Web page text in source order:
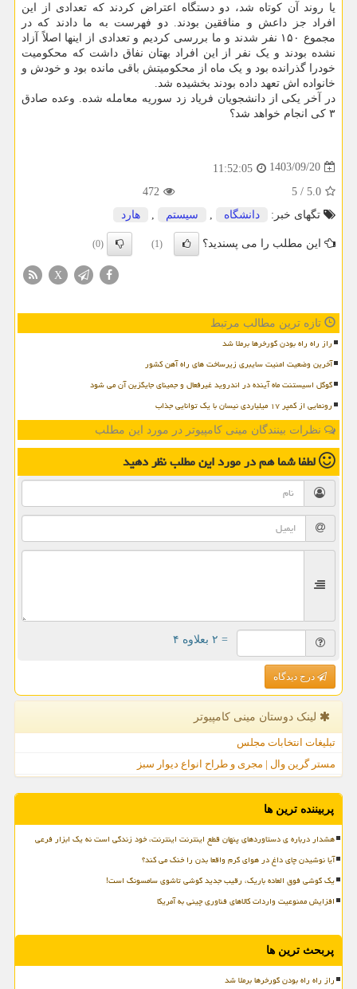
یا روند آن کوتاه شد، دو دستگاه اعتراض کردند که تعدادی از این
افراد جز داعش و منافقین بودند. دو فهرست به ما دادند که در
مجموع ۱۵۰ نفر شدند و ما بررسی کردیم و تعدادی از اینها اصلاً آزاد
نشده بودند و یک نفر از این افراد بهتان نفاق داشت که محکومیت
خودرا گذرانده بود و یک ماه از محکومیتش باقی مانده بود و خودش و
خانواده اش تعهد داده بودند بخشیده شد.
در آخر یکی از دانشجویان فریاد زد سوریه معامله شده. وعده صادق
۳ کی انجام خواهد شد؟
1403/09/20
11:52:05
5.0
/
5
472
تگهای خبر:
دانشگاه سیستم هارد
این مطلب را می پسندید؟ (1)
(0)
X
تازه ترین مطالب مرتبط
راز راه راه بودن گورخرها برملا شد
آخرین وضعیت امنیت سایبری زیرساخت های راه آهن کشور
گوگل اسیستنت ماه آینده در اندروید غیرفعال و جمینای جایگزین آن می شود
رونمایی از کمپر ۱۷ میلیاردی نیسان با یک توانایی جذاب
نظرات بینندگان مینی کامپیوتر در مورد این مطلب
لطفا شما همدر مورد این مطلبنظر دهید
= ۲ بعلاوه ۴
درج دیدگاه
لینک دوستان مینی كامپیوتر
تبلیغات انتخابات مجلس
مستر گرین وال | مجری و طراح انواع دیوار سبز
پربیننده ترین ها
هشدار درباره ی دستاوردهای پنهان قطع اینترنت اینترنت، خود زندگی است نه یک ابزار فرعی
آیا نوشیدن چای داغ در هوای گرم واقعا بدن را خنک می کند؟
یک گوشی فوق العاده باریک، رقیب جدید گوشی تاشوی سامسونگ است!
افزایش ممنوعیت واردات کالاهای فناوری چینی به آمریکا
پربحث ترین ها
راز راه راه بودن گورخرها برملا شد